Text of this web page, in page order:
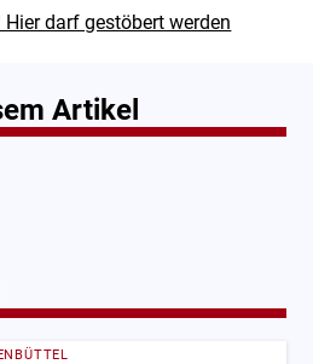
darf gestöbert werden
Artikel